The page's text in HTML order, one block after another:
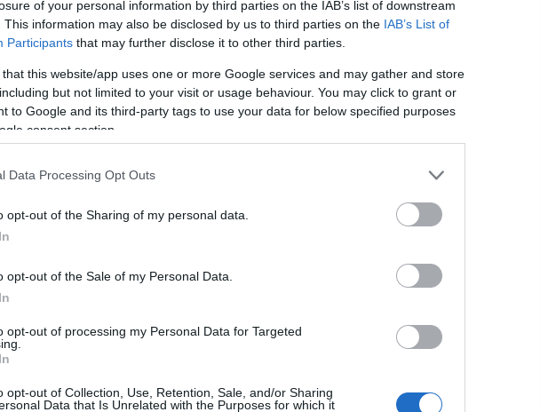
of your personal information by third parties on the IAB’s list of downstream
This information may also be disclosed by us to third parties on the IAB’s List of
Participants that may further disclose it to other third parties.
that this website/app uses one or more Google services and may gather and store
but not limited to your visit or usage behaviour. You may click to grant or
to Google and its third-party tags to use your data for below specified purposes
consent section.
Data Processing Opt Outs
opt-out of the Sharing of my personal data.
opt-out of the Sale of my Personal Data.
opt-out of processing my Personal Data for Targeted
opt-out of Collection, Use, Retention, Sale, and/or Sharing
Data that Is Unrelated with the Purposes for which it
l’energia, senza dipendere da condizioni
in modo efficiente, costante e sostenibile